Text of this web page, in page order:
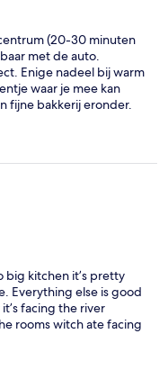
(20-30 minuten
met de auto.
Enige nadeel bij warm
waar je mee kan
fijne bakkerij eronder.
big kitchen it’s pretty
Everything else is good
facing the river
rooms witch ate facing